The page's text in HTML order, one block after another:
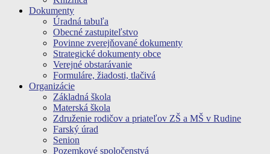
Dokumenty
Úradná tabuľa
Obecné zastupiteľstvo
Povinne zverejňované dokumenty
Strategické dokumenty obce
Verejné obstarávanie
Formuláre, žiadosti, tlačivá
Organizácie
Základná škola
Materská škola
Združenie rodičov a priateľov ZŠ a MŠ v Rudine
Farský úrad
Senion
Pozemkové spoločenstvá